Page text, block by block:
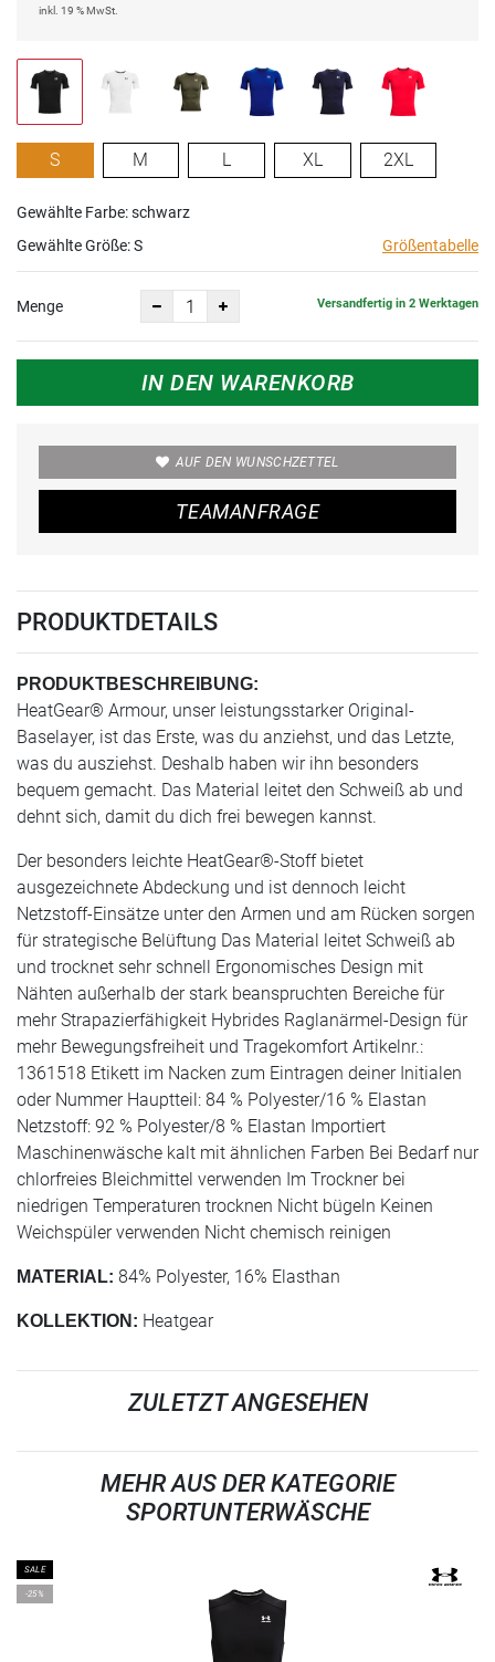
inkl. 19 % MwSt.
S M L XL 2XL
Gewählte Farbe: schwarz
Gewählte Größe:S Größentabelle
Menge Versandfertig in 2 Werktagen
IN DEN WARENKORB
AUF DEN WUNSCHZETTEL
TEAMANFRAGE
PRODUKTDETAILS
PRODUKTBESCHREIBUNG:
HeatGear® Armour, unser leistungsstarker Original-
Baselayer, ist das Erste, was du anziehst, und das Letzte,
was du ausziehst. Deshalb haben wir ihn besonders
bequem gemacht. Das Material leitet den Schweiß ab und
dehnt sich, damit du dich frei bewegen kannst.
Der besonders leichte HeatGear®-Stoff bietet
ausgezeichnete Abdeckung und ist dennoch leicht
Netzstoff-Einsätze unter den Armen und am Rücken sorgen
für strategische Belüftung Das Material leitet Schweiß ab
und trocknet sehr schnell Ergonomisches Design mit
Nähten außerhalb der stark beanspruchten Bereiche für
mehr Strapazierfähigkeit Hybrides Raglanärmel-Design für
mehr Bewegungsfreiheit und Tragekomfort Artikelnr.:
1361518 Etikett im Nacken zum Eintragen deiner Initialen
oder Nummer Hauptteil: 84 % Polyester/16 % Elastan
Netzstoff: 92 % Polyester/8 % Elastan Importiert
Maschinenwäsche kalt mit ähnlichen Farben Bei Bedarf nur
chlorfreies Bleichmittel verwenden Im Trockner bei
niedrigen Temperaturen trocknen Nicht bügeln Keinen
Weichspüler verwenden Nicht chemisch reinigen
MATERIAL: 84% Polyester, 16% Elasthan
KOLLEKTION: Heatgear
ZULETZT ANGESEHEN
MEHR AUS DER KATEGORIE
SPORTUNTERWÄSCHE
SALE
-25%